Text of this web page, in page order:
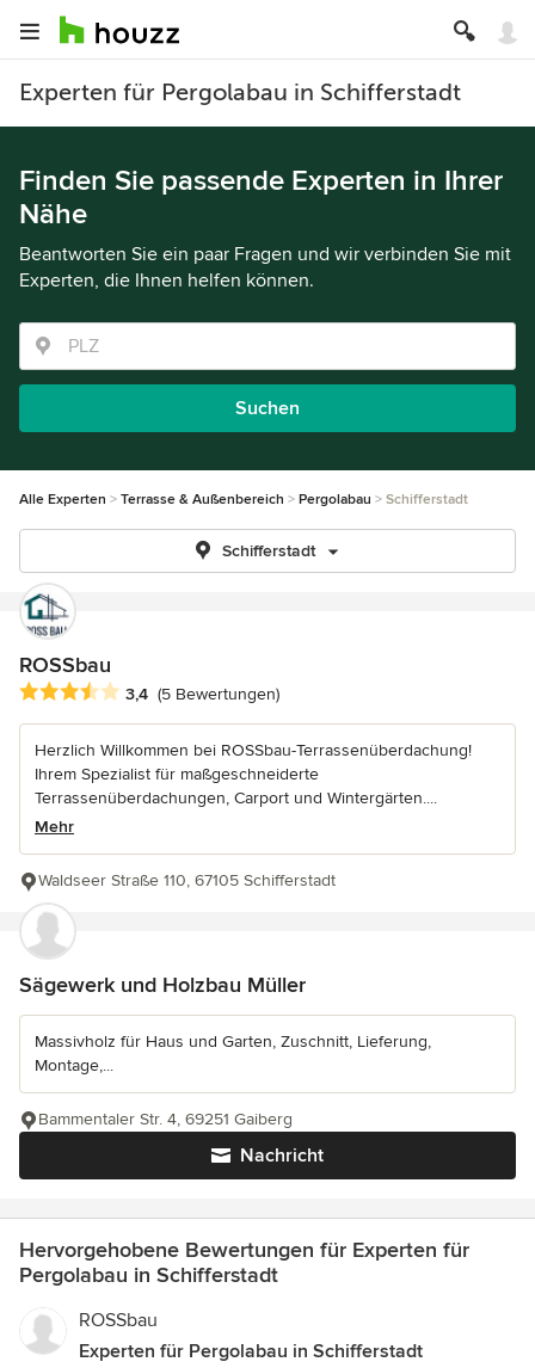
Experten für Pergolabau in Schifferstadt
Finden Sie passende Experten in Ihrer
Nähe
Beantworten Sie ein paar Fragen und wir verbinden Sie mit
Experten, die Ihnen helfen können.
Suchen
Alle Experten Terrasse & Außenbereich Pergolabau Schifferstadt
Schifferstadt
ROSSbau
Durchschnittliche Bewertung: 3.4 von 5 Sternen
3,4 (5 Bewertungen)
Herzlich Willkommen bei ROSSbau-Terrassenüberdachung!
Ihrem Spezialist für maßgeschneiderte
Terrassenüberdachungen, Carport und Wintergärten....
Mehr
Waldseer Straße 110, 67105 Schifferstadt
Sägewerk und Holzbau Müller
Massivholz für Haus und Garten, Zuschnitt, Lieferung,
Montage,...
Nachricht
Bammentaler Str. 4, 69251 Gaiberg
Hervorgehobene Bewertungen für Experten für
Pergolabau in Schifferstadt
ROSSbau
Experten für Pergolabau in Schifferstadt